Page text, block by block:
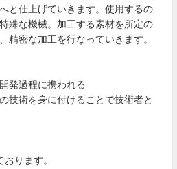
と仕上げていきます。使用するの
殊な機械。加工する素材を所定の
精密な加工を行なっていきます。
発過程に携われる
技術を身に付けることで技術者と
ります。